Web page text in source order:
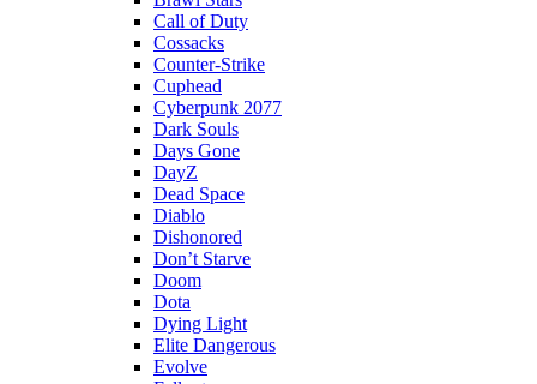
Call of Duty
Cossacks
Counter-Strike
Cuphead
Cyberpunk 2077
Dark Souls
Days Gone
DayZ
Dead Space
Diablo
Dishonored
Don’t Starve
Doom
Dota
Dying Light
Elite Dangerous
Evolve